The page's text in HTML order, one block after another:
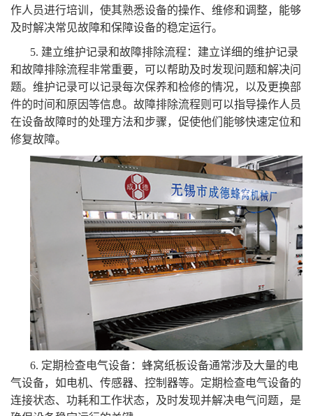
作人员进行培训，使其熟悉设备的操作、维修和调整，能够
及时解决常见故障和保障设备的稳定运行。
5. 建立维护记录和故障排除流程：建立详细的维护记录
和故障排除流程非常重要，可以帮助及时发现问题和解决问
题。维护记录可以记录每次保养和检修的情况，以及更换部
件的时间和原因等信息。故障排除流程则可以指导操作人员
在设备故障时的处理方法和步骤，促使他们能够快速定位和
修复故障。
6. 定期检查电气设备：蜂窝纸板设备通常涉及大量的电
气设备，如电机、传感器、控制器等。定期检查电气设备的
连接状态、功耗和工作状态，及时发现并解决电气问题，是